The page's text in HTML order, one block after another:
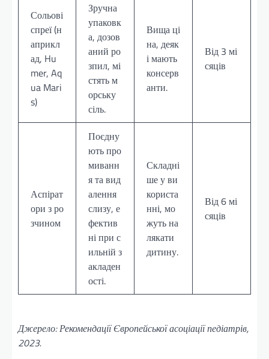
Сольові
спреї (н
априкл
ад, Hu
mer, Aq
ua Mari
s)
Зручна
упаковк
а, дозов
аний ро
зпил, мі
стять м
орську
сіль.
Вища ці
на, деяк
і мають
консерв
анти.
Від 3 мі
сяців
Аспірат
ори з ро
зчином
Поєдну
ють про
миванн
я та вид
алення
слизу, е
фектив
ні при с
ильній з
акладен
ості.
Складні
ше у ви
користа
нні, мо
жуть на
лякати
дитину.
Від 6 мі
сяців
Джерело: Рекомендації Європейської асоціації педіатрів,
2023.